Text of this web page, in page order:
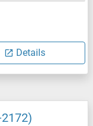
Details